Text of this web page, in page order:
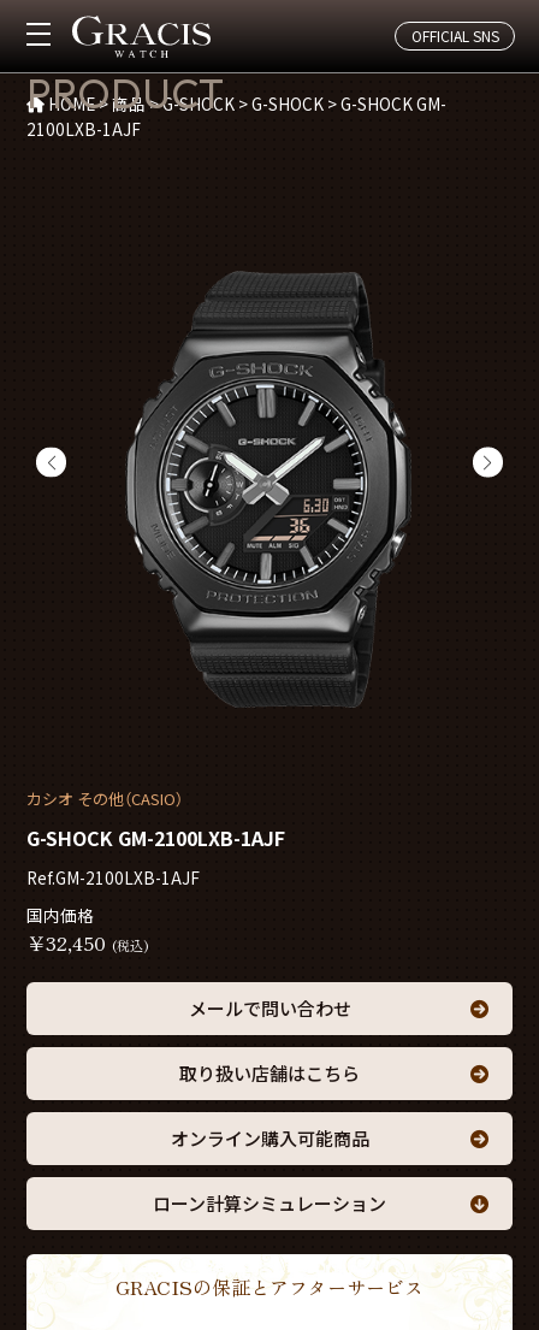
OFFICIAL SNS
商品紹介
PRODUCT
HOME>商品>G-SHOCK >G-SHOCK >G-SHOCK GM-
2100LXB-1AJF
カシオ その他（CASIO）
G-SHOCK GM-2100LXB-1AJF
Ref.GM-2100LXB-1AJF
国内価格
￥32,450 (税込)
メールで問い合わせ
取り扱い店舗はこちら
オンライン購入可能商品
ローン計算シミュレーション
GRACISの保証とアフターサービス